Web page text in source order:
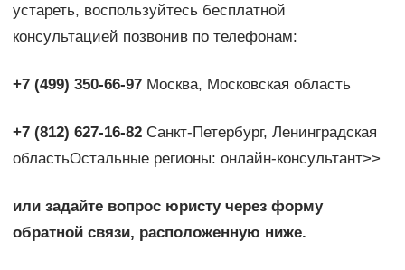
устареть, воспользуйтесь бесплатной
консультацией позвонив по телефонам:
+7 (499) 350-66-97Москва, Московская область
+7 (812) 627-16-82Санкт-Петербург, Ленинградская
областьОстальные регионы: онлайн-консультант>>
или задайте вопрос юристу через форму
обратной связи, расположенную ниже.